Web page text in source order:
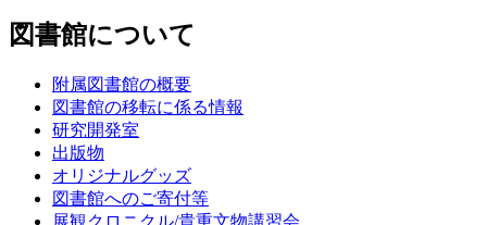
図書館について
附属図書館の概要
図書館の移転に係る情報
研究開発室
出版物
オリジナルグッズ
図書館へのご寄付等
展観クロニクル/貴重文物講習会